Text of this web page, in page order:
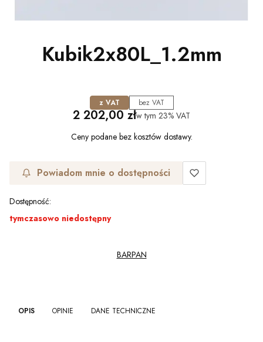
Kubik2x80L_1.2mm
z VAT bez VAT
Cena
2 202,00 złw tym 23% VAT
Ceny podane bez kosztów dostawy.
Powiadom mnie o dostępności
Dostępność:
tymczasowo niedostępny
BARPAN
OPIS OPINIE DANE TECHNICZNE